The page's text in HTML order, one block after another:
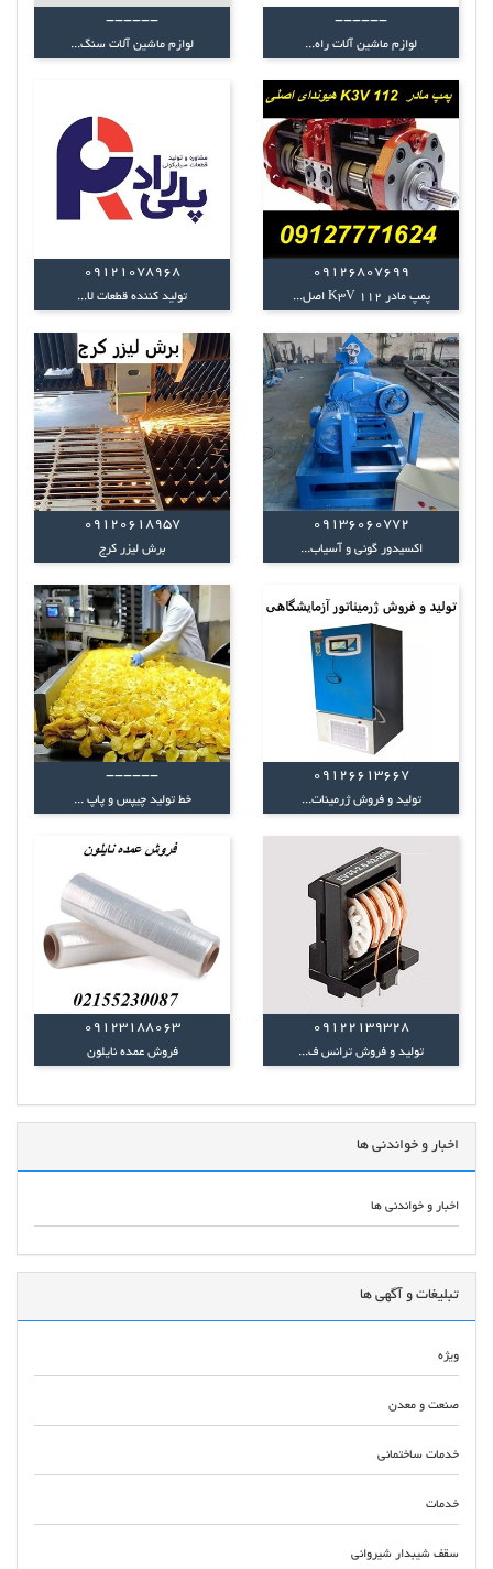
------
لوازم ماشین آلات راه...
------
لوازم ماشین آلات سنگ...
09126807699
پمپ مادر K3V 112 اصل...
09121078968
تولید کننده قطعات لا...
09136060772
اکسیدور گونی و آسیاب...
09120618957
برش لیزر کرج
09126613667
تولید و فروش ژرمینات...
------
خط تولید چیپس و پاپ ...
09122139328
تولید و فروش ترانس ف...
09123188063
فروش عمده نایلون
اخبار و خواندنی ها
اخبار و خواندنی ها
تبلیغات و آگهی ها
ویژه
صنعت و معدن
خدمات ساختمانی
خدمات
سقف شیبدار شیروانی